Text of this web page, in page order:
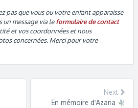
pas que vous ou votre enfant apparaisse
un message via leformulaire de contact
et vos coordonnées et nous
concernées. Merci pour votre
Next
En mémoire d'Azaria